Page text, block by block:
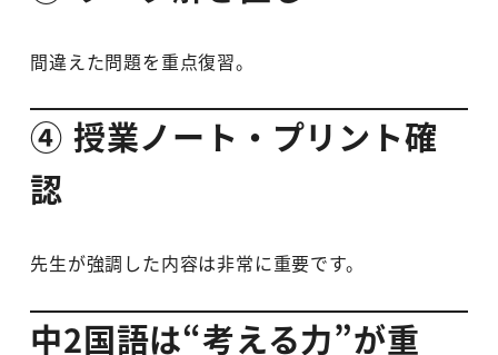
間違えた問題を重点復習。
④ 授業ノート・プリント確
認
先生が強調した内容は非常に重要です。
中2国語は“考える力”が重